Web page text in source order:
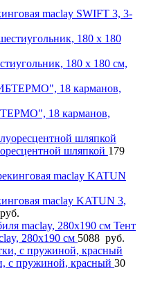
maclay SWIFT 3, 3-
180 х 180 см,
18 карманов,
шляпкой 179
maclay KATUN 3,
руб.
Тент
280х190 см 5088 руб.
с пружиной, красный 30